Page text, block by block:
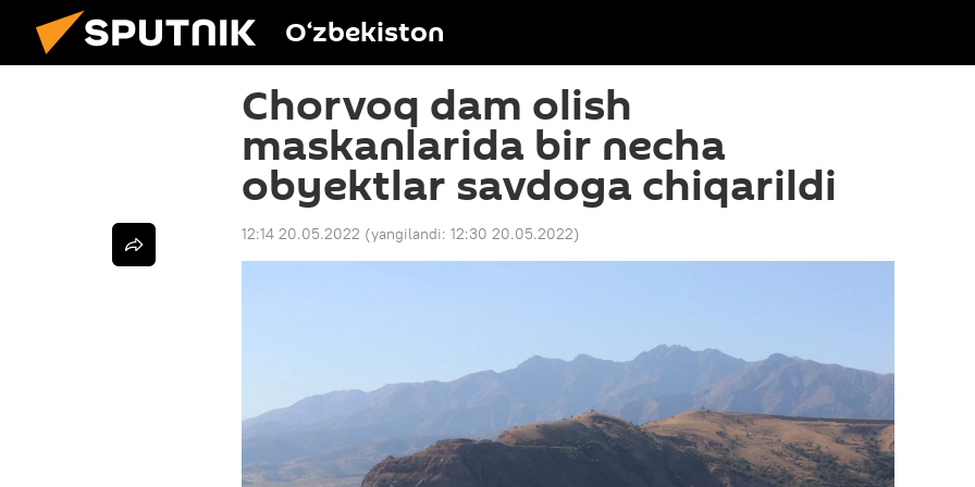
O‘zbekiston
Chorvoq dam olish
maskanlarida bir necha
obyektlar savdoga chiqarildi
12:14 20.05.2022 (yangilandi: 12:30 20.05.2022)